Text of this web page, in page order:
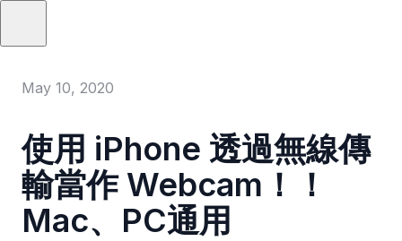
May 10, 2020
使用 iPhone 透過無線傳
輸當作 Webcam！！
Mac、PC通用